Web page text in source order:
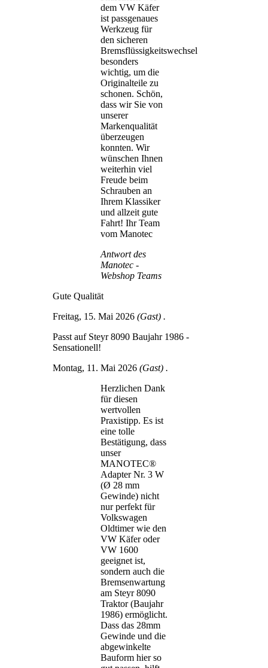
dem VW Käfer
ist passgenaues
Werkzeug für
den sicheren
Bremsflüssigkeitswechsel
besonders
wichtig, um die
Originalteile zu
schonen. Schön,
dass wir Sie von
unserer
Markenqualität
überzeugen
konnten. Wir
wünschen Ihnen
weiterhin viel
Freude beim
Schrauben an
Ihrem Klassiker
und allzeit gute
Fahrt! Ihr Team
vom Manotec
Antwort des
Manotec -
Webshop Teams
Gute Qualität
Freitag, 15. Mai 2026 (Gast) .
Passt auf Steyr 8090 Baujahr 1986 -
Sensationell!
Montag, 11. Mai 2026 (Gast) .
Herzlichen Dank
für diesen
wertvollen
Praxistipp. Es ist
eine tolle
Bestätigung, dass
unser
MANOTEC®
Adapter Nr. 3 W
(Ø 28 mm
Gewinde) nicht
nur perfekt für
Volkswagen
Oldtimer wie den
VW Käfer oder
VW 1600
geeignet ist,
sondern auch die
Bremsenwartung
am Steyr 8090
Traktor (Baujahr
1986) ermöglicht.
Dass das 28mm
Gewinde und die
abgewinkelte
Bauform hier so